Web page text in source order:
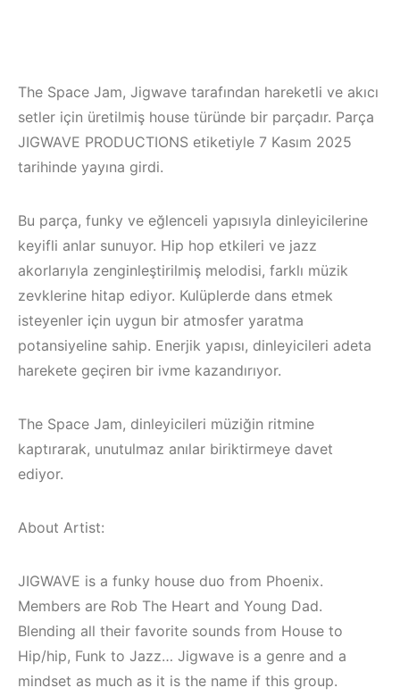
‘in Yeni
Müzik
: CAVE
Çeşme /
Elektronik Müzik
Mekanları 2022 –
(House, Techno,
Downtempo)
The Space Jam, Jigwave tarafından hareketli ve akıcı
setler için üretilmiş house türünde bir parçadır. Parça
JIGWAVE PRODUCTIONS etiketiyle 7 Kasım 2025
tarihinde yayına girdi.
Bu parça, funky ve eğlenceli yapısıyla dinleyicilerine
keyifli anlar sunuyor. Hip hop etkileri ve jazz
akorlarıyla zenginleştirilmiş melodisi, farklı müzik
zevklerine hitap ediyor. Kulüplerde dans etmek
isteyenler için uygun bir atmosfer yaratma
potansiyeline sahip. Enerjik yapısı, dinleyicileri adeta
harekete geçiren bir ivme kazandırıyor.
The Space Jam, dinleyicileri müziğin ritmine
kaptırarak, unutulmaz anılar biriktirmeye davet
ediyor.
About Artist:
JIGWAVE is a funky house duo from Phoenix.
Members are Rob The Heart and Young Dad.
Blending all their favorite sounds from House to
Hip/hip, Funk to Jazz… Jigwave is a genre and a
mindset as much as it is the name if this group.